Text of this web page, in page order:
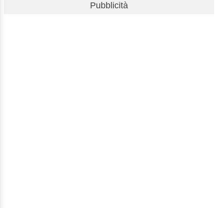
Pubblicità